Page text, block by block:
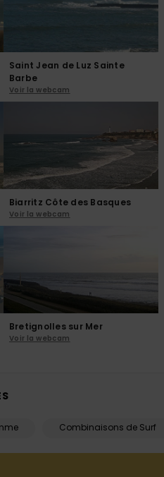
Saint Jean de Luz Sainte
Barbe
Voir la webcam
Biarritz Côte des Basques
Voir la webcam
Bretignolles sur Mer
Voir la webcam
Combinaisons de Surf